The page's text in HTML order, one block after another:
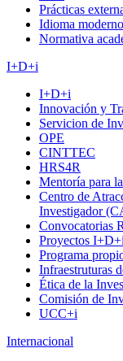
Prácticas
Idioma moderno
Normativa
I+D+i
I+D+i
Innovación y
Servicion de
OPE
CINTTEC
HRS4R
Mentoría para
Centro de
Investigador
Convocatorias
Proyectos I+D+i
Programa
Infraestruturas
Ética de la
Comisión de
UCC+i
Internacional